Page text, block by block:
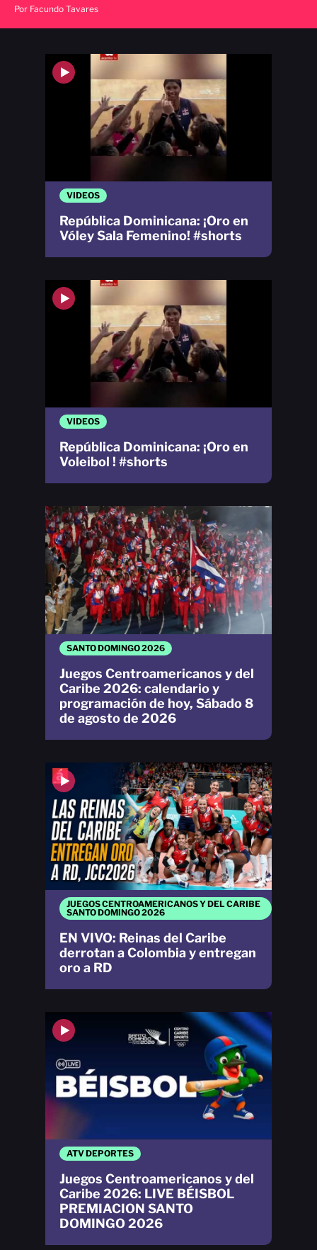
Por Facundo Tavares
SANTO DOMINGO 2026
Juegos Centroamericanos y del
Caribe 2026: calendario y
programación de hoy, Sábado 8
de agosto de 2026
VIDEOS
República Dominicana: ¡Oro en
Voleibol ! #shorts
VIDEOS
República Dominicana: ¡Oro en
Vóley Sala Femenino! #shorts
ATV DEPORTES
Juegos Centroamericanos y del
Caribe 2026: LIVE BÉISBOL
PREMIACION SANTO
DOMINGO 2026
JUEGOS CENTROAMERICANOS Y DEL CARIBE
SANTO DOMINGO 2026
EN VIVO: Reinas del Caribe
derrotan a Colombia y entregan
oro a RD